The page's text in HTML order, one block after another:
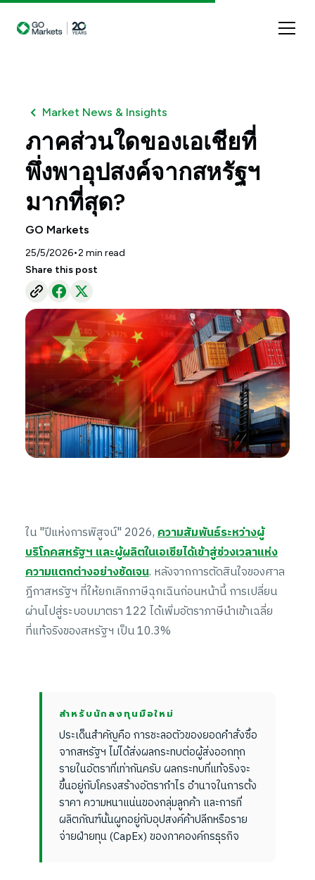
Market News & Insights
ภาคส่วนใดของเอเชียที่
พึ่งพาอุปสงค์จากสหรัฐฯ
มากที่สุด?
GO Markets
25/5/2026•2 min read
Share this post
ใน "ปีแห่งการพิสูจน์" 2026,ความสัมพันธ์ระหว่างผู้
บริโภคสหรัฐฯ และผู้ผลิตในเอเชียได้เข้าสู่ช่วงเวลาแห่ง
ความแตกต่างอย่างชัดเจน. หลังจากการตัดสินใจของศาล
ฎีกาสหรัฐฯ ที่ให้ยกเลิกภาษีฉุกเฉินก่อนหน้านี้ การเปลี่ยน
ผ่านไปสู่ระบอบมาตรา 122 ได้เพิ่มอัตราภาษีนำเข้าเฉลี่ย
ที่แท้จริงของสหรัฐฯ เป็น 10.3%
สำหรับนักลงทุนมือใหม่
ประเด็นสำคัญคือ การชะลอตัวของยอดคำสั่งซื้อ
จากสหรัฐฯ ไม่ได้ส่งผลกระทบต่อผู้ส่งออกทุก
รายในอัตราที่เท่ากันครับ ผลกระทบที่แท้จริงจะ
ขึ้นอยู่กับโครงสร้างอัตรากำไร อำนาจในการตั้ง
ราคา ความหนาแน่นของกลุ่มลูกค้า และการที่
ผลิตภัณฑ์นั้นผูกอยู่กับอุปสงค์ค้าปลีกหรือราย
จ่ายฝ่ายทุน (CapEx) ของภาคองค์กรธุรกิจ